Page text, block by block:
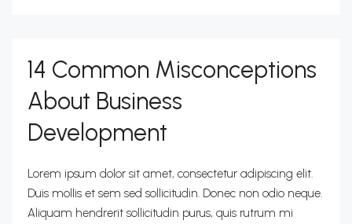
14 Common Misconceptions
About Business
Development
Lorem ipsum dolor sit amet, consectetur adipiscing elit.
Duis mollis et sem sed sollicitudin. Donec non odio neque.
Aliquam hendrerit sollicitudin purus, quis rutrum mi